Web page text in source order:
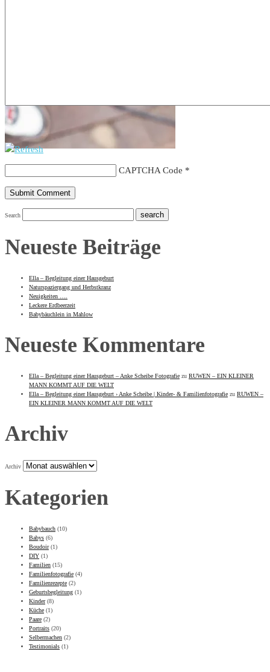
CAPTCHA Code *
Search
Neueste Beiträge
Ella – Begleitung einer Hausgeburt
Naturspaziergang und Herbstkranz
Neuigkeiten ….
Leckere Erdbeerzeit
Babybäuchlein in Mahlow
Neueste Kommentare
Ella – Begleitung einer Hausgeburt – Anke Scheibe Fotografie zu RUWEN – EIN KLEINER
MANN KOMMT AUF DIE WELT
Ella – Begleitung einer Hausgeburt › Anke Scheibe | Kinder- & Familienfotografie zu RUWEN –
EIN KLEINER MANN KOMMT AUF DIE WELT
Archiv
Archiv
Kategorien
Babybauch (10)
Babys (6)
Boudoir(1)
DIY (1)
Familien (15)
Familienfotografie (4)
Familienrezepte (2)
Geburtsbegleitung (1)
Kinder(8)
Küche (1)
Paare (2)
Portraits (20)
Selbermachen (2)
Testimonials (1)